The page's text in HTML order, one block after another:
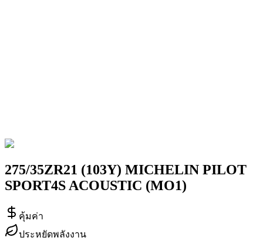
275/35ZR21 (103Y) MICHELIN PILOT
SPORT4S ACOUSTIC (MO1)
คุ้มค่า
ประหยัดพลังงาน